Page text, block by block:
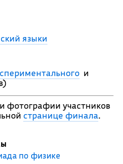
языки
и
фотографии участников
странице финала.
по физике